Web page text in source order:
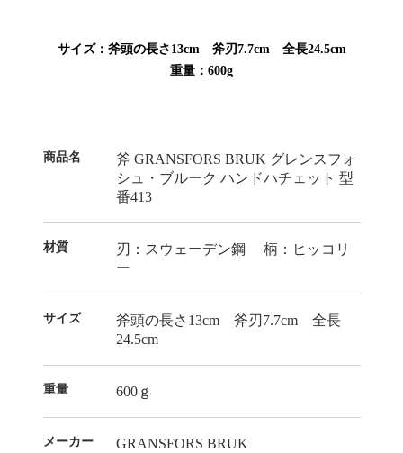
サイズ：斧頭の長さ13cm 斧刃7.7cm 全長24.5cm
重量：600g
商品名
斧 GRANSFORS BRUK グレンスフォ
シュ・ブルーク ハンドハチェット 型
番413
材質
刃：スウェーデン鋼 柄：ヒッコリ
ー
サイズ
斧頭の長さ13cm 斧刃7.7cm 全長
24.5cm
重量 600ｇ
メーカー GRANSFORS BRUK